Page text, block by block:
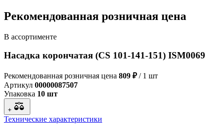
Рекомендованная розничная цена
В ассортименте
Насадка корончатая (CS 101-141-151) ISM0069
Рекомендованная розничная цена 809 ₽/ 1 шт
Артикул 00000087507
Упаковка 10 шт
+
Технические характеристики